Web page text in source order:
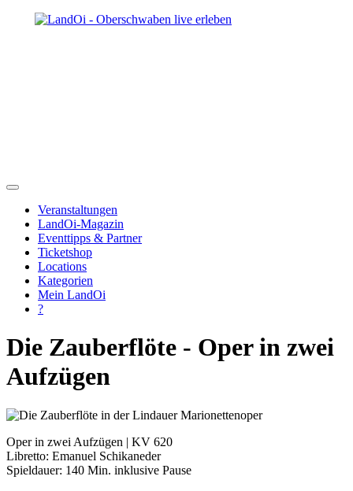
Veranstaltungen
LandOi-Magazin
Eventtipps & Partner
Ticketshop
Locations
Kategorien
Mein LandOi
?
Die Zauberflöte - Oper in zwei
Aufzügen
Oper in zwei Aufzügen | KV 620
Libretto: Emanuel Schikaneder
Spieldauer: 140 Min. inklusive Pause